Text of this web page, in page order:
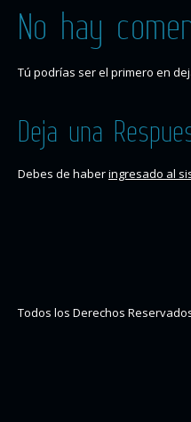
No hay
Tú podrías ser el primero en
Deja una
Debes de haberingresado al
Todos los Derechos